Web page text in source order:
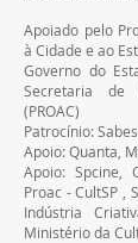
Apoiado pelo
à Cidade e ao
Governo do
Secretaria de
(PROAC)
Patrocínio:
Apoio: Quanta,
Apoio: Spcine,
Proac - CultSP ,
Indústria
Ministério da